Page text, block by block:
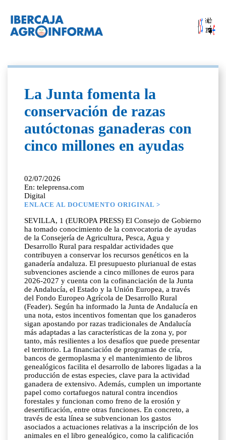
La Junta fomenta la
conservación de razas
autóctonas ganaderas con
cinco millones en ayudas
02/07/2026
En: teleprensa.com
Digital
ENLACE AL DOCUMENTO ORIGINAL >
SEVILLA, 1 (EUROPA PRESS) El Consejo de Gobierno
ha tomado conocimiento de la convocatoria de ayudas
de la Consejería de Agricultura, Pesca, Agua y
Desarrollo Rural para respaldar actividades que
contribuyen a conservar los recursos genéticos en la
ganadería andaluza. El presupuesto plurianual de estas
subvenciones asciende a cinco millones de euros para
2026-2027 y cuenta con la cofinanciación de la Junta
de Andalucía, el Estado y la Unión Europea, a través
del Fondo Europeo Agrícola de Desarrollo Rural
(Feader). Según ha informado la Junta de Andalucía en
una nota, estos incentivos fomentan que los ganaderos
sigan apostando por razas tradicionales de Andalucía
más adaptadas a las características de la zona y, por
tanto, más resilientes a los desafíos que puede presentar
el territorio. La financiación de programas de cría,
bancos de germoplasma y el mantenimiento de libros
genealógicos facilita el desarrollo de labores ligadas a la
producción de estas especies, clave para la actividad
ganadera de extensivo. Además, cumplen un importante
papel como cortafuegos natural contra incendios
forestales y funcionan como freno de la erosión y
desertificación, entre otras funciones. En concreto, a
través de esta línea se subvencionan los gastos
asociados a actuaciones relativas a la inscripción de los
animales en el libro genealógico, como la calificación